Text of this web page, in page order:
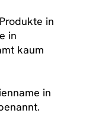
in
in
kaum
in